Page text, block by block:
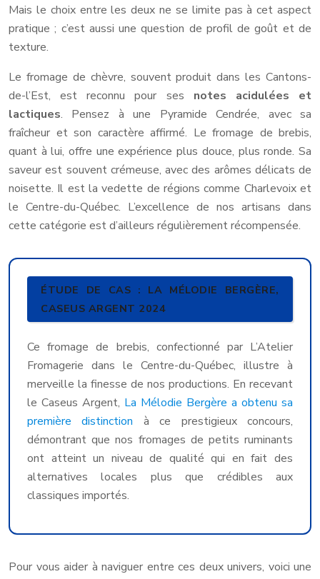
Mais le choix entre les deux ne se limite pas à cet aspect
pratique ; c’est aussi une question de profil de goût et de
texture.
Le fromage de chèvre, souvent produit dans les Cantons-
de-l’Est, est reconnu pour ses notes acidulées et
lactiques. Pensez à une Pyramide Cendrée, avec sa
fraîcheur et son caractère affirmé. Le fromage de brebis,
quant à lui, offre une expérience plus douce, plus ronde. Sa
saveur est souvent crémeuse, avec des arômes délicats de
noisette. Il est la vedette de régions comme Charlevoix et
le Centre-du-Québec. L’excellence de nos artisans dans
cette catégorie est d’ailleurs régulièrement récompensée.
ÉTUDE DE CAS : LA MÉLODIE BERGÈRE,
CASEUS ARGENT 2024
Ce fromage de brebis, confectionné par L’Atelier
Fromagerie dans le Centre-du-Québec, illustre à
merveille la finesse de nos productions. En recevant
le Caseus Argent, La Mélodie Bergère a obtenu sa
première distinction à ce prestigieux concours,
démontrant que nos fromages de petits ruminants
ont atteint un niveau de qualité qui en fait des
alternatives locales plus que crédibles aux
classiques importés.
Pour vous aider à naviguer entre ces deux univers, voici une